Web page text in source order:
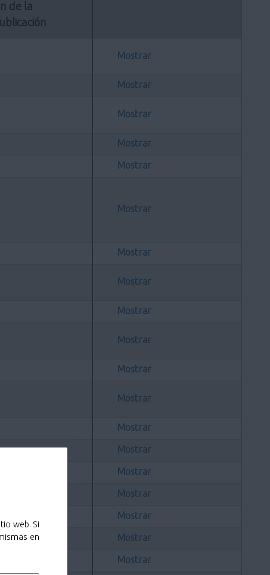
web. Si
en
de la
Mostrar
Mostrar
Mostrar
Mostrar
Mostrar
Mostrar
Mostrar
Mostrar
Mostrar
Mostrar
Mostrar
Mostrar
Mostrar
Mostrar
Mostrar
Mostrar
Mostrar
Mostrar
Mostrar